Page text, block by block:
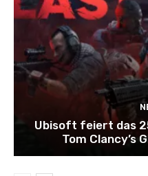
Ubisoft feiert das
Tom Clancy’s